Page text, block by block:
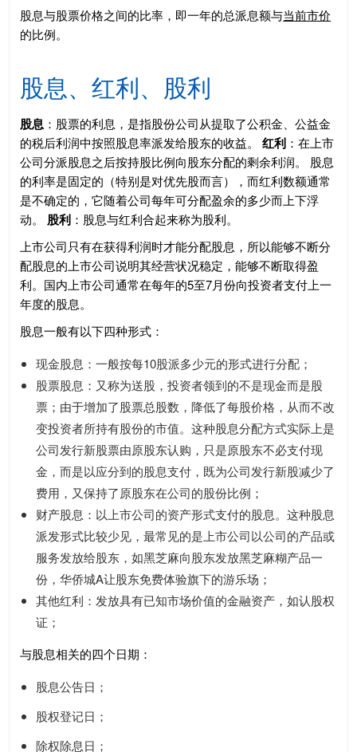
股息与股票价格之间的比率，即一年的总派息额与当前市价
的比例。
股息、红利、股利
股息 ：股票的利息，是指股份公司从提取了公积金、公益金
的税后利润中按照股息率派发给股东的收益。红利 ：在上市
公司分派股息之后按持股比例向股东分配的剩余利润。 股息
的利率是固定的（特别是对优先股而言），而红利数额通常
是不确定的，它随着公司每年可分配盈余的多少而上下浮
动。 股利 ：股息与红利合起来称为股利。
上市公司只有在获得利润时才能分配股息，所以能够不断分
配股息的上市公司说明其经营状况稳定，能够不断取得盈
利。国内上市公司通常在每年的5至7月份向投资者支付上一
年度的股息。
股息一般有以下四种形式：
现金股息：一般按每10股派多少元的形式进行分配；
股票股息：又称为送股，投资者领到的不是现金而是股
票；由于增加了股票总股数，降低了每股价格，从而不改
变投资者所持有股份的市值。这种股息分配方式实际上是
公司发行新股票由原股东认购，只是原股东不必支付现
金，而是以应分到的股息支付，既为公司发行新股减少了
费用，又保持了原股东在公司的股份比例；
财产股息：以上市公司的资产形式支付的股息。这种股息
派发形式比较少见，最常见的是上市公司以公司的产品或
服务发放给股东，如黑芝麻向股东发放黑芝麻糊产品一
份，华侨城A让股东免费体验旗下的游乐场；
其他红利：发放具有已知市场价值的金融资产，如认股权
证；
与股息相关的四个日期：
股息公告日；
股权登记日；
除权除息日；